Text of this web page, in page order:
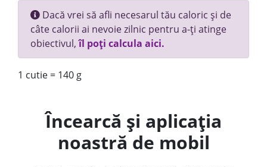
Dacă vrei să afli necesarul tău caloric și de
câte calorii ai nevoie zilnic pentru a-ți atinge
obiectivul,îl poți calcula aici.
1 cutie = 140 g
Încearcă și aplicația
noastră de mobil